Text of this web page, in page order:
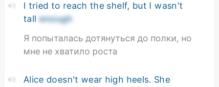
I tried to reach the shelf, but I wasn't
tallenough
Я попыталась дотянуться до полки, но
мне не хватило роста
Alice doesn't wear high heels. She